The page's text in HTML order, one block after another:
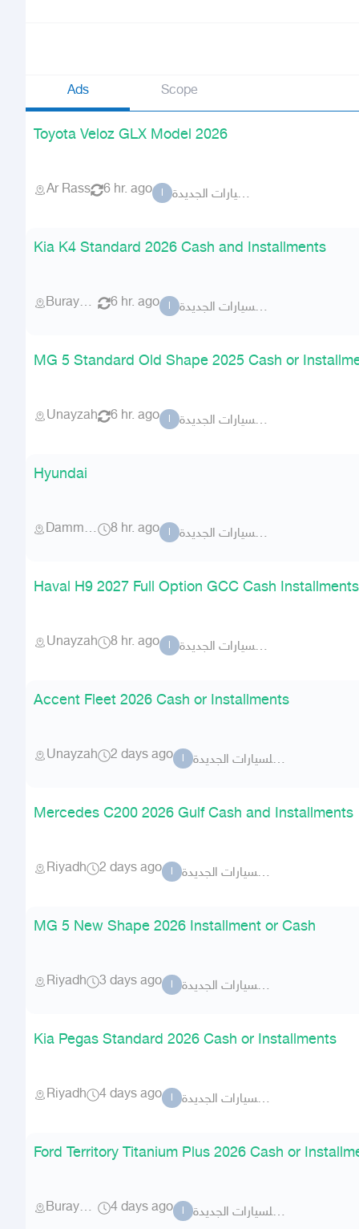
Ads Scope
Toyota Veloz GLX Model 2026
Ar Rass 6 hr. ago ا السطوع للسيارات الجديدة
Kia K4 Standard 2026 Cash and Installments
Buraydah 6 hr. ago ا السطوع للسيارات الجديدة
MG 5 Standard Old Shape 2025 Cash or
Unayzah 6 hr. ago ا السطوع للسيارات الجديدة
Hyundai
Dammam 8 hr. ago ا السطوع للسيارات الجديدة
Haval H9 2027 Full Option GCC Cash Installments
Unayzah 8 hr. ago ا السطوع للسيارات الجديدة
Accent Fleet 2026 Cash or Installments
Unayzah 2 days ago ا السطوع للسيارات الجديدة
Mercedes C200 2026 Gulf Cash and Installments
Riyadh 2 days ago ا السطوع للسيارات الجديدة
MG 5 New Shape 2026 Installment or Cash
Riyadh 3 days ago ا السطوع للسيارات الجديدة
Kia Pegas Standard 2026 Cash or Installments
Riyadh 4 days ago ا السطوع للسيارات الجديدة
Ford Territory Titanium Plus 2026 Cash or
Buraydah 4 days ago ا السطوع للسيارات الجديدة